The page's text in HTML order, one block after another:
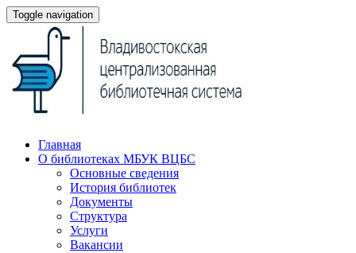
Toggle navigation
Главная
О библиотеках МБУК ВЦБС
Основные сведения
История библиотек
Документы
Структура
Услуги
Вакансии